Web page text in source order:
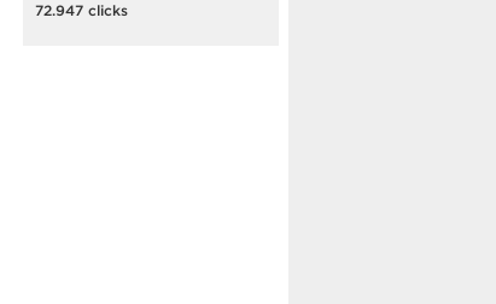
72.947 clicks